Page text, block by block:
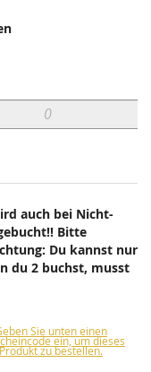
auch bei Nicht-
Bitte
Du kannst nur
du 2 buchst, musst
Sie unten einen
ein, um dieses
Produkt zu bestellen.